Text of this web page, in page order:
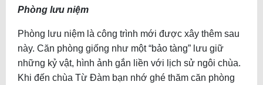
Phòng lưu niệm
Phòng lưu niệm là công trình mới được xây thêm sau
này. Căn phòng giống như một “bảo tàng” lưu giữ
những kỷ vật, hình ảnh gắn liền với lịch sử ngôi chùa.
Khi đến chùa Từ Đàm bạn nhớ ghé thăm căn phòng